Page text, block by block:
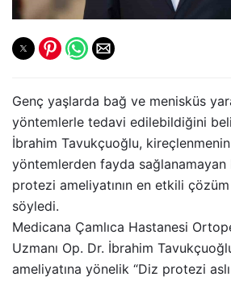
Genç yaşlarda bağ ve menisküs
yöntemlerle tedavi edilebildiğini
İbrahim Tavukçuoğlu,
yöntemlerden fayda
protezi ameliyatının en etkili çözüm
söyledi.
Medicana Çamlıca Hastanesi
Uzmanı Op. Dr. İbrahim
ameliyatına yönelik “Diz protezi